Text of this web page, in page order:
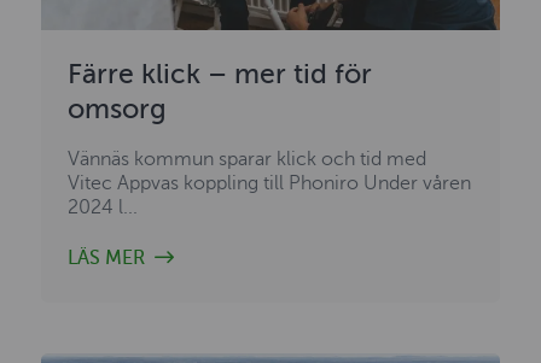
Färre klick – mer tid för
omsorg
Vännäs kommun sparar klick och tid med
Vitec Appvas koppling till Phoniro Under våren
2024 l...
LÄS MER